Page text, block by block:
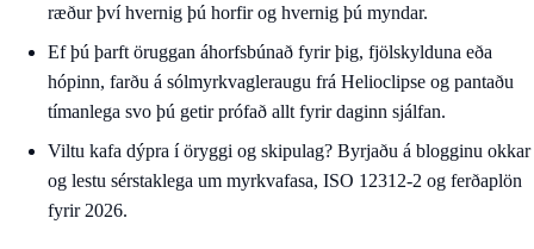
ræður því hvernig þú horfir og hvernig þú myndar.
Ef þú þarft öruggan áhorfsbúnað fyrir þig, fjölskylduna eða
hópinn, farðu á sólmyrkvagleraugu frá Helioclipse og pantaðu
tímanlega svo þú getir prófað allt fyrir daginn sjálfan.
Viltu kafa dýpra í öryggi og skipulag? Byrjaðu á blogginu okkar
og lestu sérstaklega um myrkvafasa, ISO 12312-2 og ferðaplön
fyrir 2026.